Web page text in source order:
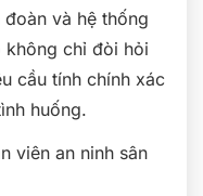
và hệ thống
không chỉ đòi hỏi
cầu tính chính xác
huống.
viên an ninh sân